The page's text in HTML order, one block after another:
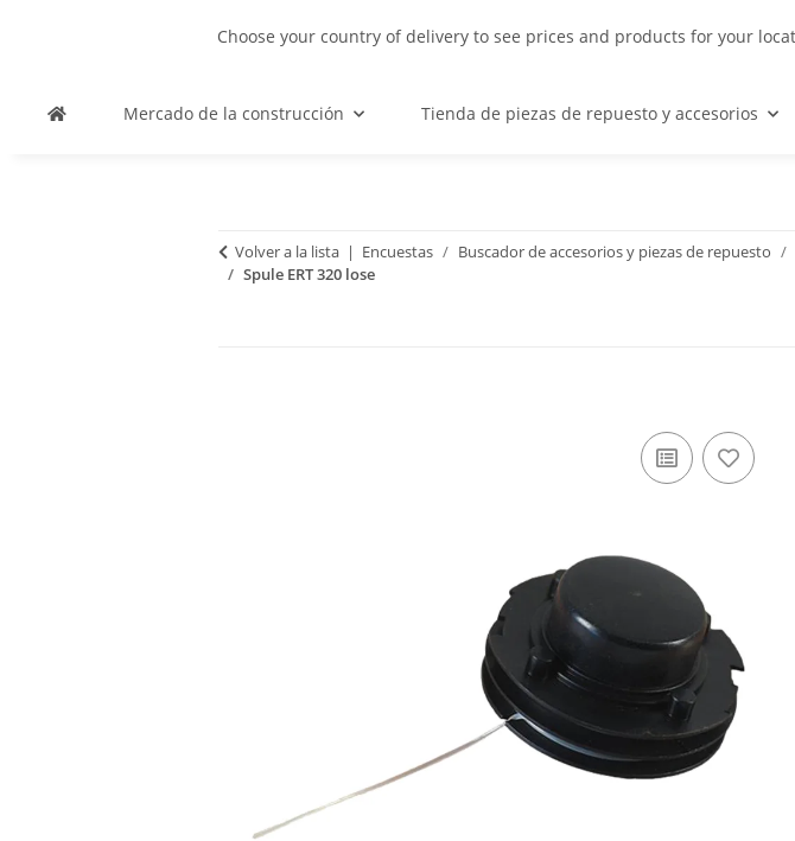
Choose your country of delivery to see prices and products for your
Mercado de la construcción Tienda de piezas de repuesto y accesorios
Volver a la lista Encuestas Buscador de accesorios y piezas de repuesto
Spule ERT 320 lose